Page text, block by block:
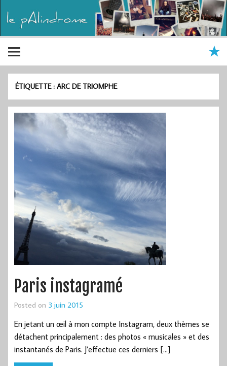
ÉTIQUETTE :ARC DE TRIOMPHE
Paris instagramé
Posted on 3 juin 2015
En jetant un œil à mon compte Instagram, deux thèmes se
détachent principalement : des photos « musicales » et des
instantanés de Paris. J’effectue ces derniers […]